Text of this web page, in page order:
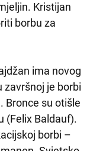
Kristijan
borbu za
ima novog
završnoj je borbi
Bronce su otišle
(Felix Baldauf).
borbi –